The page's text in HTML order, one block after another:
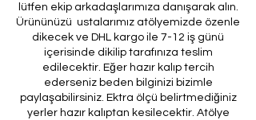
lütfen ekip arkadaşlarımıza danışarak alın.
Ürününüzü ustalarımız atölyemizde özenle
dikecek ve DHL kargo ile 7-12 iş günü
içerisinde dikilip tarafınıza teslim
edilecektir. Eğer hazır kalıp tercih
ederseniz beden bilginizi bizimle
paylaşabilirsiniz. Ektra ölçü belirtmediğiniz
yerler hazır kalıptan kesilecektir. Atölye